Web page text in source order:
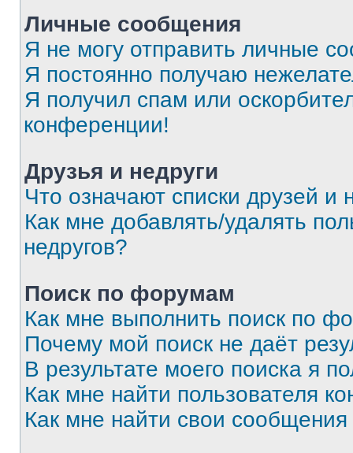
Личные сообщения
Я не могу отправить личные
Я постоянно получаю
Я получил спам или
конференции!
Друзья и недруги
Что означают списки друзей и
Как мне добавлять/удалять
недругов?
Поиск по форумам
Как мне выполнить поиск по
Почему мой поиск не даёт
В результате моего поиска я
Как мне найти пользователя
Как мне найти свои